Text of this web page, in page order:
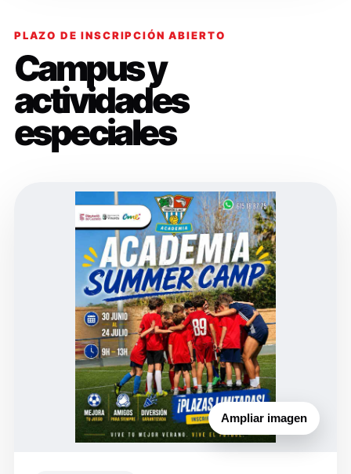
PLAZO DE INSCRIPCIÓN ABIERTO
Campus y
actividades
especiales
Ampliar imagen